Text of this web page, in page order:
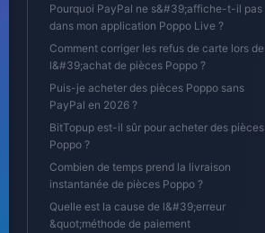
Pourquoi PayPal ne s&#39;affiche-t-il pas
dans mon application Poppo Live ?
Comment corriger les refus de carte lors de
l&#39;achat de pièces Poppo ?
Puis-je acheter des pièces Poppo sans
PayPal en 2026 ?
BitTopup est-il sûr pour acheter des pièces
Poppo ?
Combien de temps prend la livraison
instantanée de pièces Poppo ?
Quelle est la cause de l&#39;erreur
&quot;méthode de paiement